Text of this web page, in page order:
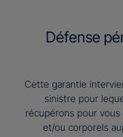
Défense
Cette garantie
sinistre pour
récupérons pour
et/ou corporels